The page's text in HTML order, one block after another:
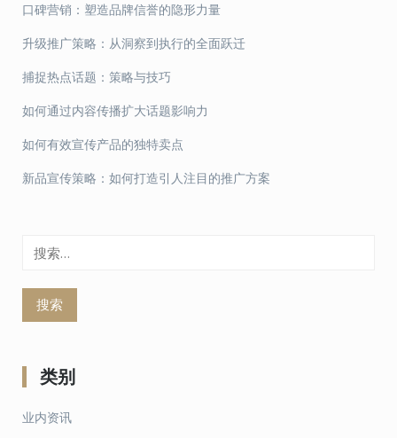
口碑营销：塑造品牌信誉的隐形力量
升级推广策略：从洞察到执行的全面跃迁
捕捉热点话题：策略与技巧
如何通过内容传播扩大话题影响力
如何有效宣传产品的独特卖点
新品宣传策略：如何打造引人注目的推广方案
类别
业内资讯